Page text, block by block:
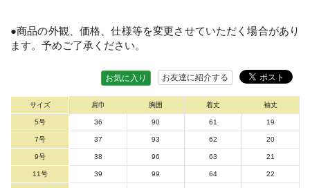
●商品の外観、価格、仕様等を変更させていただく場合があり
ます。予めご了承ください。
お友達に紹介する
お気に入り
サイズ 肩巾 胸囲 着丈 袖丈
5号 36 90 61 19
7号 37 93 62 20
9号 38 96 63 21
11号 39 99 64 22